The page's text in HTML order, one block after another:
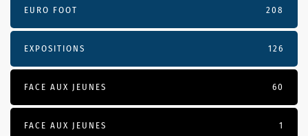
EURO FOOT 208
EXPOSITIONS 126
FACE AUX JEUNES 60
FACE AUX JEUNES 1